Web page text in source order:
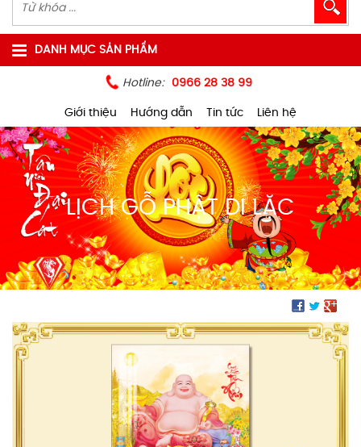
DANH MỤC SẢN PHẨM
Hotline: 0966 28 38 99
Giới thiệu
Hướng dẫn Tin tức Liên hệ
LỊCH GỖ PHẬT DI LẶC